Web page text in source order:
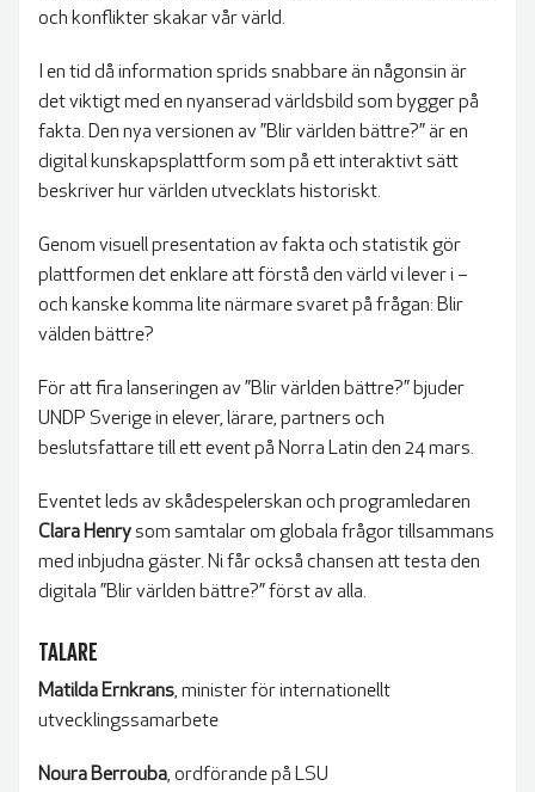
och konflikter skakar vår värld.
I en tid då information sprids snabbare än någonsin är
det viktigt med en nyanserad världsbild som bygger på
fakta. Den nya versionen av ”Blir världen bättre?” är en
digital kunskapsplattform som på ett interaktivt sätt
beskriver hur världen utvecklats historiskt.
Genom visuell presentation av fakta och statistik gör
plattformen det enklare att förstå den värld vi lever i –
och kanske komma lite närmare svaret på frågan: Blir
välden bättre?
För att fira lanseringen av ”Blir världen bättre?” bjuder
UNDP Sverige in elever, lärare, partners och
beslutsfattare till ett event på Norra Latin den 24 mars.
Eventet leds av skådespelerskan och programledaren
Clara Henry som samtalar om globala frågor tillsammans
med inbjudna gäster. Ni får också chansen att testa den
digitala ”Blir världen bättre?” först av alla.
TALARE
Matilda Ernkrans, minister för internationellt
utvecklingssamarbete
Noura Berrouba, ordförande på LSU